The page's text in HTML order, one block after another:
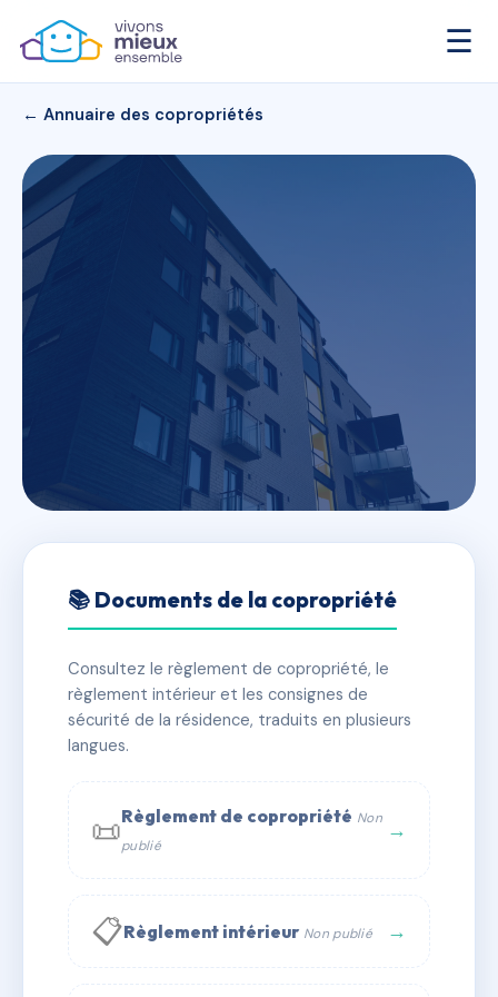
☰
← Annuaire des copropriétés
LES JARDINS DE LA
RENAISSANCE
📍 64 imp louis fourestier 34090 Montpellier
✓ Immatriculée 🏠 164 lots 🏗 1 bâtiment(s)
📞 Contacter Syndic Digital 💬 WhatsApp
✉ Email
📚 Documents de la copropriété
Consultez le règlement de copropriété, le
règlement intérieur et les consignes de
sécurité de la résidence, traduits en plusieurs
langues.
📜Règlement de copropriété Non
publié
→
📋Règlement intérieur Non publié →